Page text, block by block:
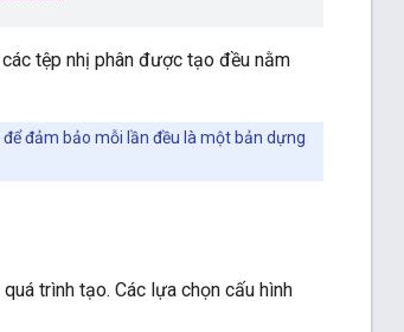
tệp nhị phân được tạo đều nằm
để đảm bảo mỗi lần đều là một bản dựng
trình tạo. Các lựa chọn cấu hình